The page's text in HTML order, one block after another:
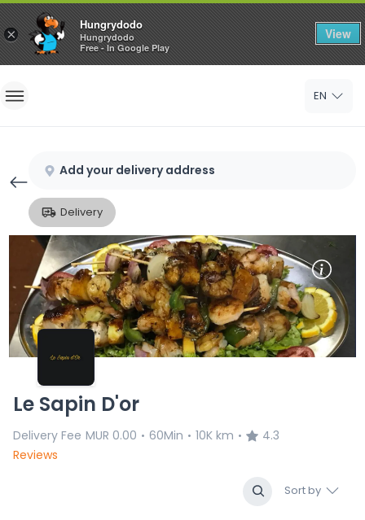
×
Hungrydodo
Hungrydodo
Free - In Google Play
View
Home
Sign Up
EN
Add your delivery address
Delivery
Le Sapin D'or
Delivery Fee MUR 0.00 • 60Min • 10K km •
4.3
Reviews
Sort by